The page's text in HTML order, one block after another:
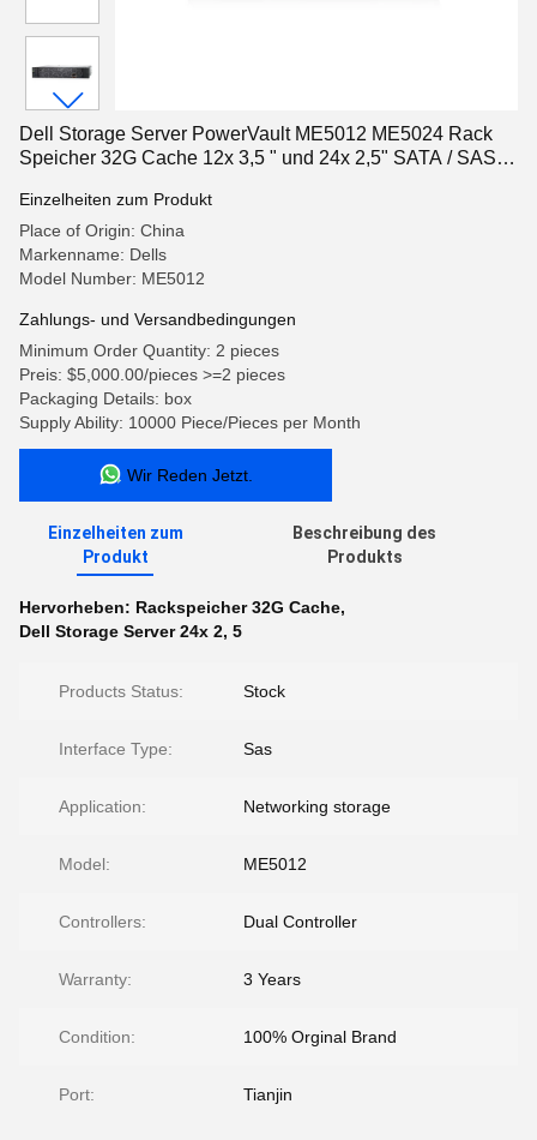
Dell Storage Server PowerVault ME5012 ME5024 Rack
Speicher 32G Cache 12x 3,5 " und 24x 2,5" SATA / SAS /
Einzelheiten zum Produkt
Place of Origin: China
Markenname: Dells
Model Number: ME5012
Zahlungs- und Versandbedingungen
Minimum Order Quantity: 2 pieces
Preis: $5,000.00/pieces >=2 pieces
Packaging Details: box
Supply Ability: 10000 Piece/Pieces per Month
Wir Reden Jetzt.
Einzelheiten zum
Produkt
Beschreibung des
Produkts
Hervorheben: Rackspeicher 32G Cache,
Dell Storage Server 24x 2, 5
Products Status: Stock
Interface Type: Sas
Application: Networking storage
Model: ME5012
Controllers: Dual Controller
Warranty: 3 Years
Condition: 100% Orginal Brand
Port: Tianjin